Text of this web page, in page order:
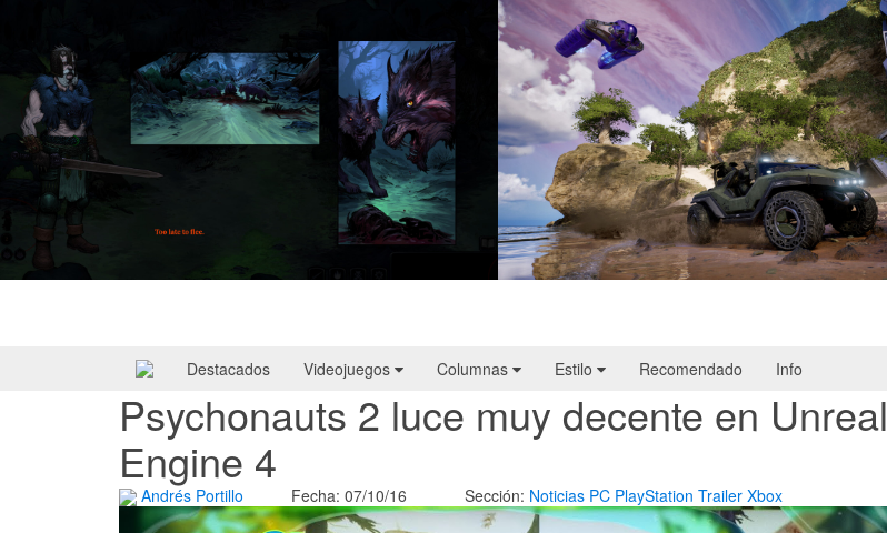
Destacados Videojuegos Columnas Estilo Recomendado Info
Psychonauts 2 luce muy decente en Unreal
Engine 4
Andrés Portillo Fecha: 07/10/16 Sección: Noticias PC PlayStation Trailer Xbox